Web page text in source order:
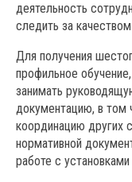
деятельность
следить за
Для получения
профильное
занимать
документацию, в том
координацию других
нормативной
работе с